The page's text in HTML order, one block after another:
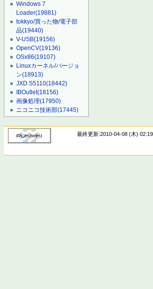
Windows 7
Loader(19881)
tokkyo/買った物/電子部
品(19440)
V-USB(19156)
OpenCV(19136)
OSx86(19107)
Linuxカーネル/バージョ
ン(18913)
JXD S5110(18442)
IBOutlet(18156)
画像処理(17950)
ニコニコ技術部(17445)
最終更新:2010-04-08 (木)